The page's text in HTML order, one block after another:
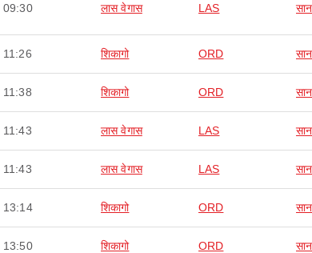
09:30 लास वेगास LAS
11:26 शिकागो ORD
11:38 शिकागो ORD
11:43 लास वेगास LAS
11:43 लास वेगास LAS
13:14 शिकागो ORD
13:50 शिकागो ORD